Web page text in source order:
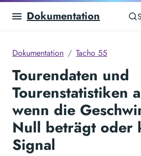
Dokumentation
Dokumentation Tacho 55
Tourendaten und
Tourenstatistiken
wenn die
Null beträgt oder
Signal